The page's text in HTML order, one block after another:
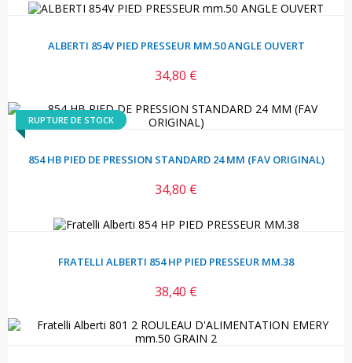
ALBERTI 854V PIED PRESSEUR MM.50 ANGLE OUVERT
Prix
34,80 €
RUPTURE DE STOCK
854 HB PIED DE PRESSION STANDARD 24 MM (FAV ORIGINAL)
Prix
34,80 €
FRATELLI ALBERTI 854 HP PIED PRESSEUR MM.38
Prix
38,40 €